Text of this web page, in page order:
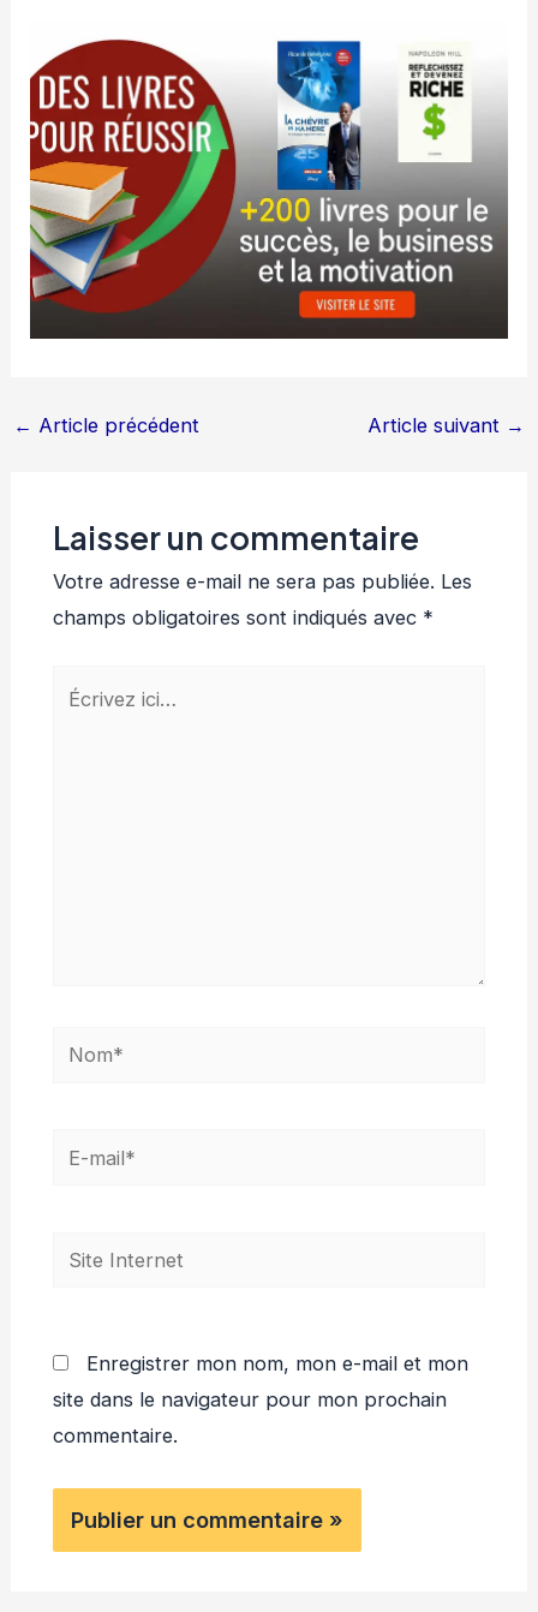
← Article précédent Article suivant →
Laisser un commentaire
Votre adresse e-mail ne sera pas publiée. Les
champs obligatoires sont indiqués avec *
Écrivez
Nom*
E-
Site
Enregistrer mon nom, mon e-mail et mon
site dans le navigateur pour mon prochain
commentaire.